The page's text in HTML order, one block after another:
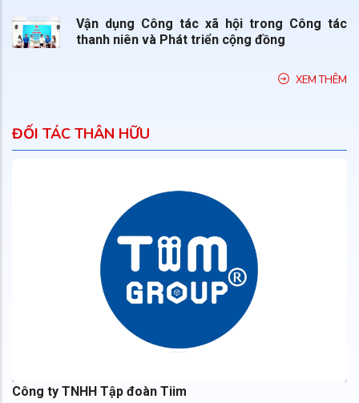
Vận dụng Công tác xã hội trong Công tác
thanh niên và Phát triển cộng đồng
XEM THÊM
ĐỐI TÁC THÂN HỮU
Công ty TNHH Tập đoàn Tiim